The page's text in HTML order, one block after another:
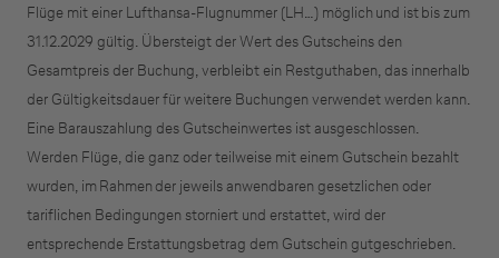
Flüge mit einer Lufthansa-Flugnummer (LH…) möglich und ist bis zum
31.12.2029 gültig. Übersteigt der Wert des Gutscheins den
Gesamtpreis der Buchung, verbleibt ein Restguthaben, das innerhalb
der Gültigkeitsdauer für weitere Buchungen verwendet werden kann.
Eine Barauszahlung des Gutscheinwertes ist ausgeschlossen.
Werden Flüge, die ganz oder teilweise mit einem Gutschein bezahlt
wurden, im Rahmen der jeweils anwendbaren gesetzlichen oder
tariflichen Bedingungen storniert und erstattet, wird der
entsprechende Erstattungsbetrag dem Gutschein gutgeschrieben.